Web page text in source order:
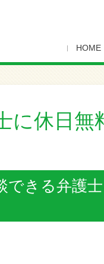
HOME
に休日無
できる弁護